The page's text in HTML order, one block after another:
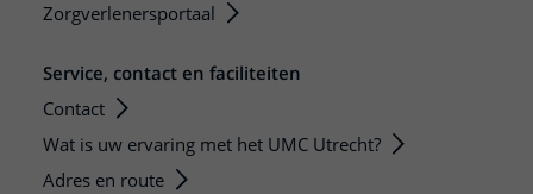
Zorgverlenersportaal
Service, contact en faciliteiten
Contact
Wat is uw ervaring met het UMC Utrecht?
Adres en route